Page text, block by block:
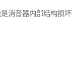
消音器内部结构损坏